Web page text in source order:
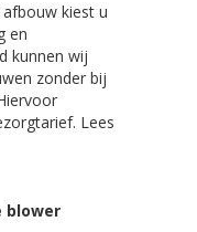
kiest u
en
kunnen wij
zonder bij
Lees
blower